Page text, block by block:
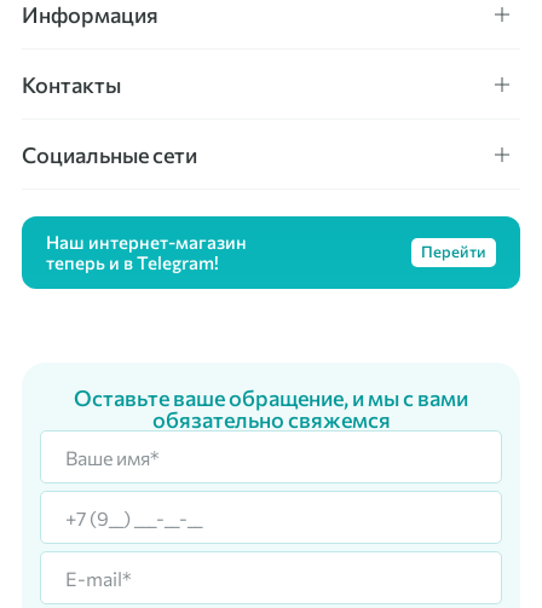
Информация
Контакты
Социальные сети
Наш интернет-магазин
теперь и в Telegram!
Перейти
Оставьте ваше обращение, и мы с вами
обязательно свяжемся